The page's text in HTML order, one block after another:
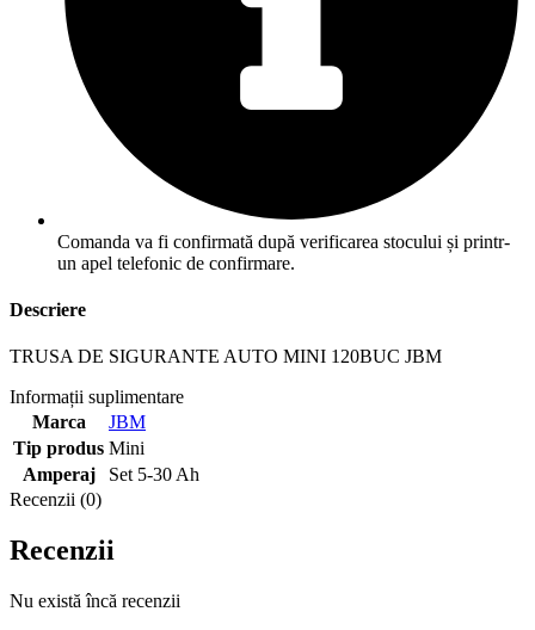
Comanda va fi confirmată după verificarea stocului și printr-
un apel telefonic de confirmare.
Descriere
TRUSA DE SIGURANTE AUTO MINI 120BUC JBM
Informații suplimentare
Marca
JBM
Tip produs Mini
Amperaj
Set 5-30 Ah
Recenzii (0)
Recenzii
Nu există încă recenzii